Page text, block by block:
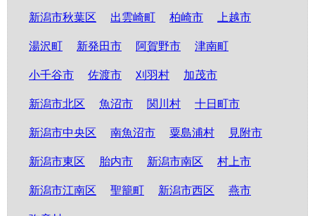
新潟市秋葉区 出雲崎町 柏崎市 上越市
湯沢町 新発田市 阿賀野市 津南町
小千谷市 佐渡市 刈羽村 加茂市
新潟市北区 魚沼市 関川村 十日町市
新潟市中央区 南魚沼市 粟島浦村 見附市
新潟市東区 胎内市 新潟市南区 村上市
新潟市江南区 聖籠町 新潟市西区 燕市